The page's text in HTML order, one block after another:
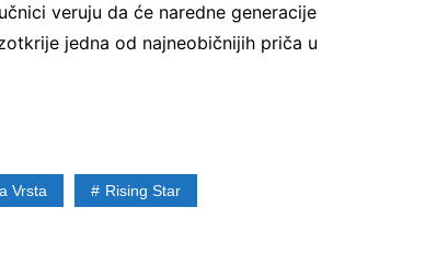
veruju da će naredne generacije
jedna od najneobičnijih priča u
Vrsta Rising Star